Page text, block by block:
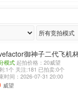
模式起拍价格：20威望
:1个 关注:181 已拍卖:0个
时间：2026-07-31 20:00
威望